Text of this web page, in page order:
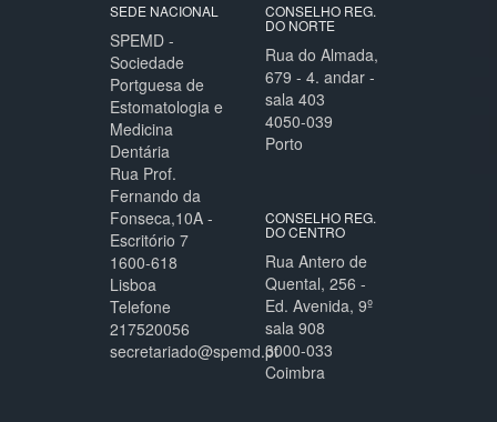
SEDE NACIONAL
SPEMD -
Sociedade
Portguesa de
Estomatologia e
Medicina
Dentária
Rua Prof.
Fernando da
Fonseca,10A -
Escritório 7
1600-618
Lisboa
Telefone
217520056
secretariado@spemd.pt
CONSELHO REG.
DO NORTE
Rua do Almada,
679 - 4. andar -
sala 403
4050-039
Porto
CONSELHO REG.
DO CENTRO
Rua Antero de
Quental, 256 -
Ed. Avenida, 9º
sala 908
3000-033
Coimbra